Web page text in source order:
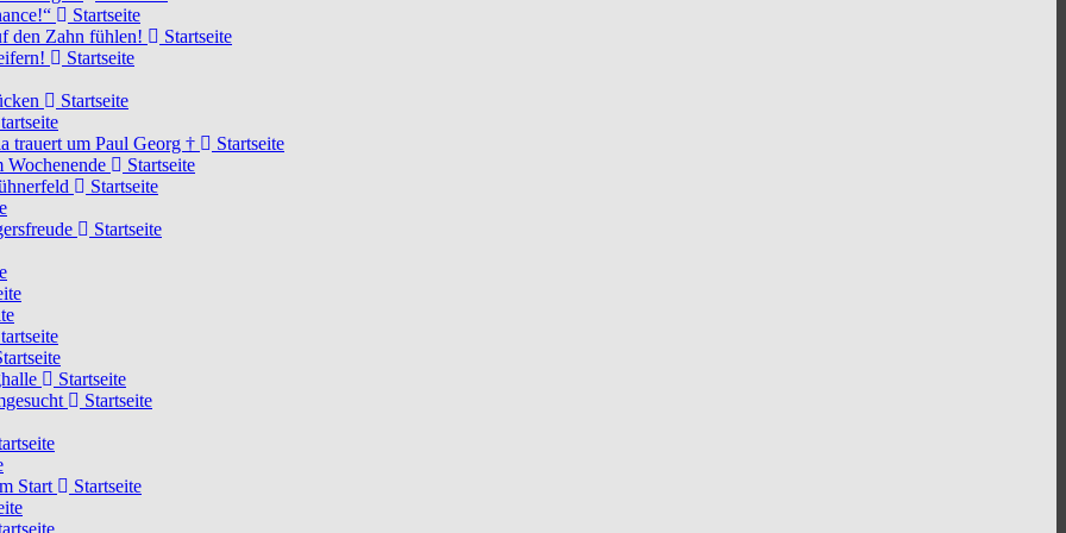
Startseite
den Zahn fühlen!
Startseite
Startseite
Startseite
trauert um Paul Georg †
Startseite
Wochenende
Startseite
Startseite
Startseite
Startseite
Startseite
Start
Startseite